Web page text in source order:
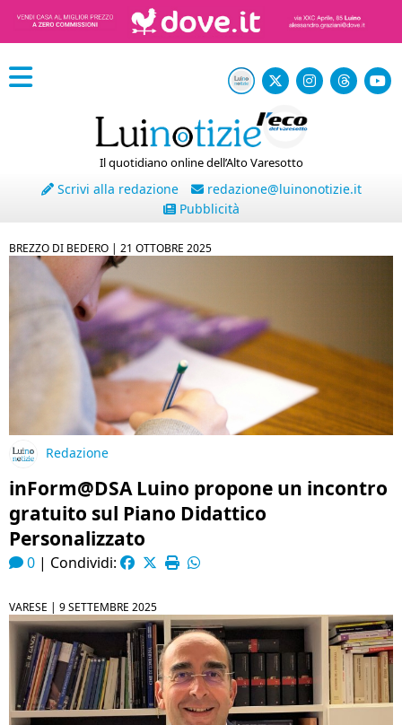
Il quotidiano online dell’Alto Varesotto
Scrivi alla redazione
redazione@luinonotizie.it
Pubblicità
BREZZO DI BEDERO | 21 OTTOBRE 2025
Redazione
inForm@DSA Luino propone un incontro
gratuito sul Piano Didattico
Personalizzato
0 | Condividi:
VARESE | 9 SETTEMBRE 2025